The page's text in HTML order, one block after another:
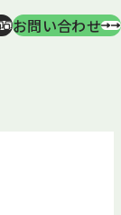
お問い合わせ